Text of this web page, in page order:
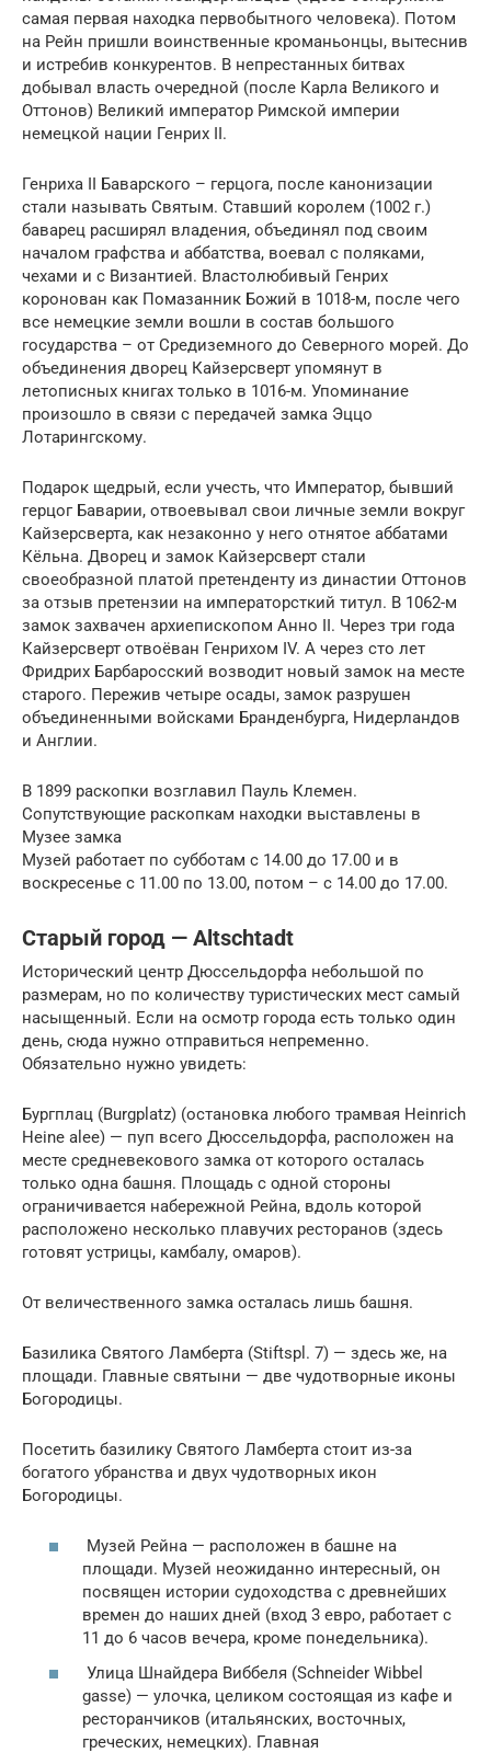
самая первая находка первобытного человека). Потом
на Рейн пришли воинственные кроманьонцы, вытеснив
и истребив конкурентов. В непрестанных битвах
добывал власть очередной (после Карла Великого и
Оттонов) Великий император Римской империи
немецкой нации Генрих II.
Генриха II Баварского – герцога, после канонизации
стали называть Святым. Ставший королем (1002 г.)
баварец расширял владения, объединял под своим
началом графства и аббатства, воевал с поляками,
чехами и с Византией. Властолюбивый Генрих
коронован как Помазанник Божий в 1018-м, после чего
все немецкие земли вошли в состав большого
государства – от Средиземного до Северного морей. До
объединения дворец Кайзерсверт упомянут в
летописных книгах только в 1016-м. Упоминание
произошло в связи с передачей замка Эццо
Лотарингскому.
Подарок щедрый, если учесть, что Император, бывший
герцог Баварии, отвоевывал свои личные земли вокруг
Кайзерсверта, как незаконно у него отнятое аббатами
Кёльна. Дворец и замок Кайзерсверт стали
своеобразной платой претенденту из династии Оттонов
за отзыв претензии на императорсткий титул. В 1062-м
замок захвачен архиепископом Анно II. Через три года
Кайзерсверт отвоёван Генрихом IV. А через сто лет
Фридрих Барбаросский возводит новый замок на месте
старого. Пережив четыре осады, замок разрушен
объединенными войсками Бранденбурга, Нидерландов
и Англии.
В 1899 раскопки возглавил Пауль Клемен.
Сопутствующие раскопкам находки выставлены в
Музее замка
Музей работает по субботам с 14.00 до 17.00 и в
воскресенье с 11.00 по 13.00, потом – с 14.00 до 17.00.
Старый город — Altschtadt
Исторический центр Дюссельдорфа небольшой по
размерам, но по количеству туристических мест самый
насыщенный. Если на осмотр города есть только один
день, сюда нужно отправиться непременно.
Обязательно нужно увидеть:
Бургплац (Burgplatz) (остановка любого трамвая Heinrich
Heine alee) — пуп всего Дюссельдорфа, расположен на
месте средневекового замка от которого осталась
только одна башня. Площадь с одной стороны
ограничивается набережной Рейна, вдоль которой
расположено несколько плавучих ресторанов (здесь
готовят устрицы, камбалу, омаров).
От величественного замка осталась лишь башня.
Базилика Святого Ламберта (Stiftspl. 7) — здесь же, на
площади. Главные святыни — две чудотворные иконы
Богородицы.
Посетить базилику Святого Ламберта стоит из-за
богатого убранства и двух чудотворных икон
Богородицы.
Музей Рейна — расположен в башне на
площади. Музей неожиданно интересный, он
посвящен истории судоходства с древнейших
времен до наших дней (вход 3 евро, работает с
11 до 6 часов вечера, кроме понедельника).
Улица Шнайдера Виббеля (Schneider Wibbel
gasse) — улочка, целиком состоящая из кафе и
ресторанчиков (итальянских, восточных,
греческих, немецких). Главная